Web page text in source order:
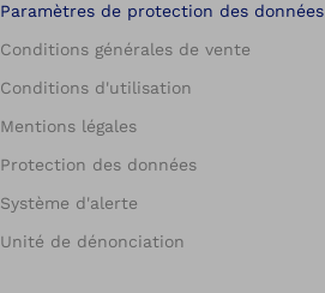
Paramètres de protection des données
Conditions générales de vente
Conditions d'utilisation
Mentions légales
Protection des données
Système d'alerte
Unité de dénonciation